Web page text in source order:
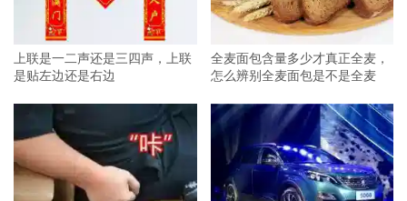
上联是一二声还是三四声，上联
是贴左边还是右边
全麦面包含量多少才真正全麦，
怎么辨别全麦面包是不是全麦